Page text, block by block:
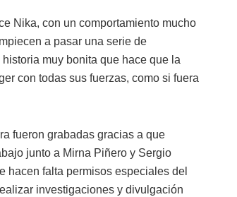
Nika, con un comportamiento mucho
a pasar una serie de
muy bonita que hace que la
con todas sus fuerzas, como si fuera
fueron grabadas gracias a que
junto a Mirna Piñero y Sergio
hacen falta permisos especiales del
investigaciones y divulgación